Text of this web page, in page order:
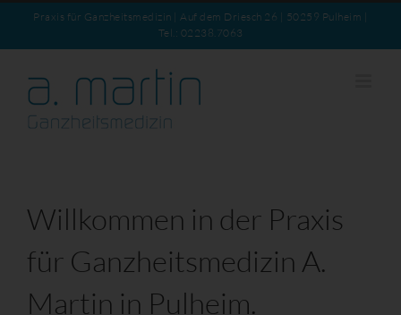
Praxis für Ganzheitsmedizin | Auf dem Driesch 26 | 50259 Pulheim |
Tel.: 02238.7063
Willkommen in der Praxis
für Ganzheitsmedizin A.
Martin in Pulheim.